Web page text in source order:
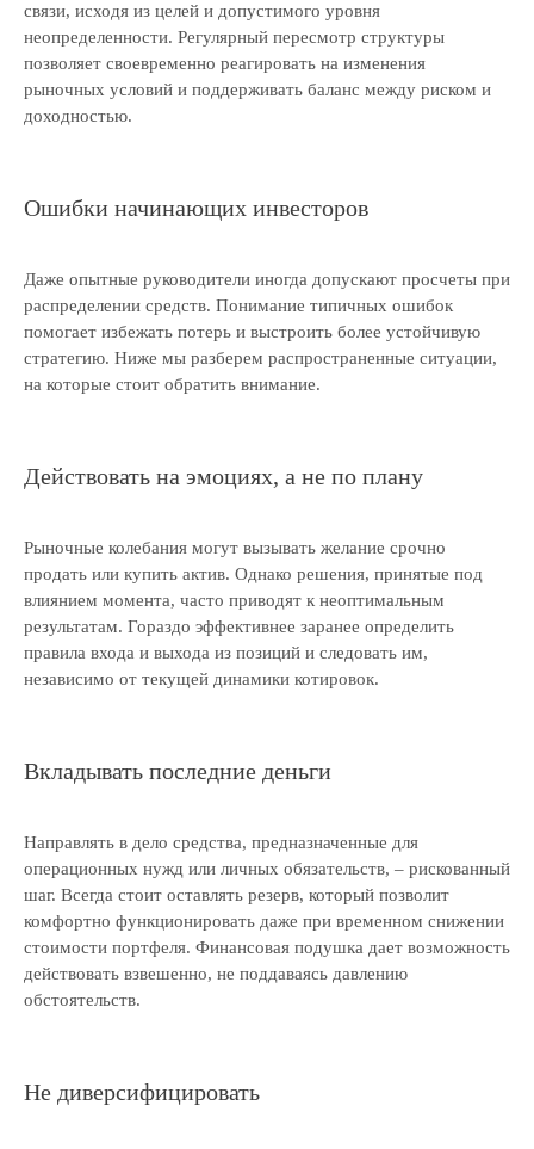
связи, исходя из целей и допустимого уровня
неопределенности. Регулярный пересмотр структуры
позволяет своевременно реагировать на изменения
рыночных условий и поддерживать баланс между риском и
доходностью.
Ошибки начинающих инвесторов
Даже опытные руководители иногда допускают просчеты при
распределении средств. Понимание типичных ошибок
помогает избежать потерь и выстроить более устойчивую
стратегию. Ниже мы разберем распространенные ситуации,
на которые стоит обратить внимание.
Действовать на эмоциях, а не по плану
Рыночные колебания могут вызывать желание срочно
продать или купить актив. Однако решения, принятые под
влиянием момента, часто приводят к неоптимальным
результатам. Гораздо эффективнее заранее определить
правила входа и выхода из позиций и следовать им,
независимо от текущей динамики котировок.
Вкладывать последние деньги
Направлять в дело средства, предназначенные для
операционных нужд или личных обязательств, – рискованный
шаг. Всегда стоит оставлять резерв, который позволит
комфортно функционировать даже при временном снижении
стоимости портфеля. Финансовая подушка дает возможность
действовать взвешенно, не поддаваясь давлению
обстоятельств.
Не диверсифицировать
Блог
Отзывы
Строительная экспертиза
Аудит
Независимая оценка
Пн-пт, с 9:30 до 18:30
Адрес:
195213, Санкт-Петербург,
пр-кт Энергетиков, д. 3 литера Б
123112, Москва, Пресненская наб., 12
ТОП-50
8 499 391-81-00
Раскрытие информации
ООО «ЭР-Аудит»
Калькулятор дебиторской
задолженности
Скачать реквизиты компании
компании